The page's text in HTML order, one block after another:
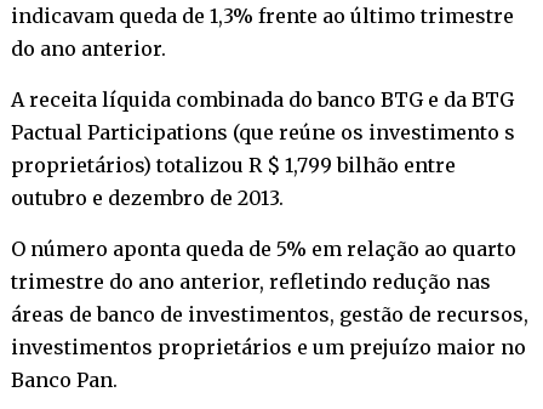
indicavam queda de 1,3% frente ao último trimestre
do ano anterior.
A receita líquida combinada do banco BTG e da BTG
Pactual Participations (que reúne os investimento s
proprietários) totalizou R $ 1,799 bilhão entre
outubro e dezembro de 2013.
O número aponta queda de 5% em relação ao quarto
trimestre do ano anterior, refletindo redução nas
áreas de banco de investimentos, gestão de recursos,
investimentos proprietários e um prejuízo maior no
Banco Pan.